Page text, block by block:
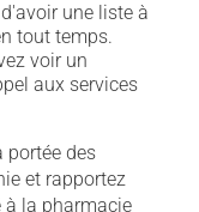
une liste à
tout temps.
voir un
aux services
portée des
et rapportez
la pharmacie